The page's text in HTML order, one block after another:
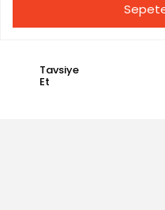
Tavsiye
Et